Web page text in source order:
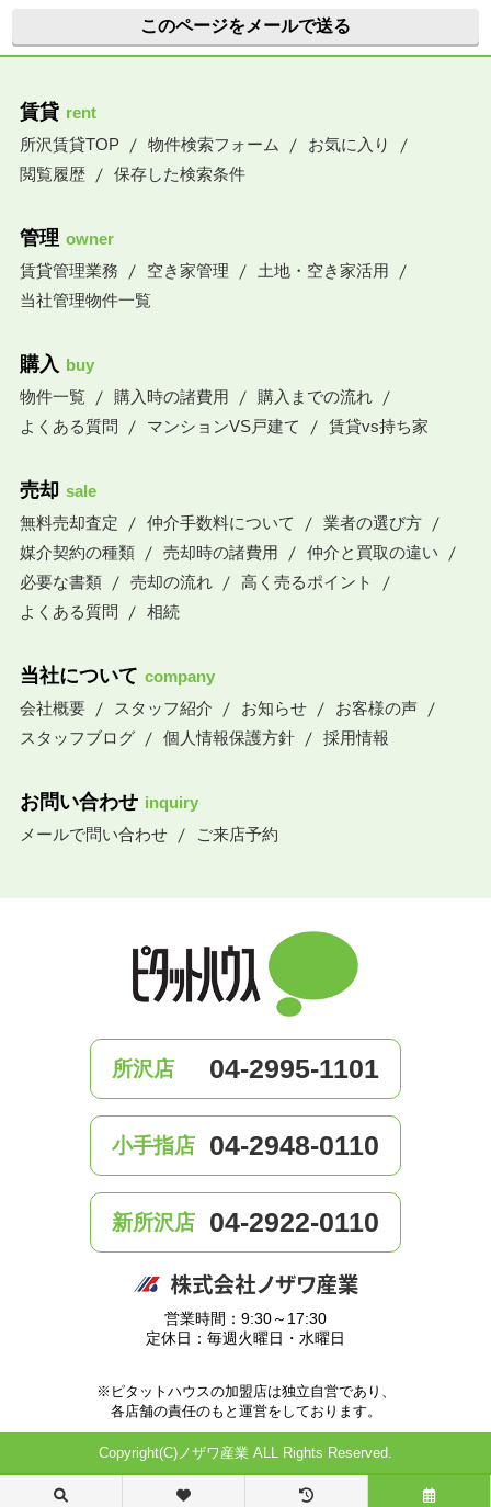
このページをメールで送る
賃貸 rent
所沢賃貸TOP
物件検索フォーム
お気に入り
閲覧履歴
保存した検索条件
管理 owner
賃貸管理業務
空き家管理
土地・空き家活用
当社管理物件一覧
購入 buy
物件一覧
購入時の諸費用
購入までの流れ
よくある質問
マンションVS戸建て 賃貸vs持ち家
売却 sale
無料売却査定
仲介手数料について
業者の選び方
媒介契約の種類
売却時の諸費用
仲介と買取の違い
必要な書類
売却の流れ
高く売るポイント
よくある質問
相続
当社について company
会社概要
スタッフ紹介 お知らせ
お客様の声
スタッフブログ
個人情報保護方針 採用情報
お問い合わせ inquiry
メールで問い合わせ
ご来店予約
所沢店 04-2995-1101
小手指店 04-2948-0110
新所沢店 04-2922-0110
営業時間：9:30～17:30
定休日：毎週火曜日・水曜日
※ピタットハウスの加盟店は独立自営であり、
各店舗の責任のもと運営をしております。
Copyright(C)ノザワ産業 ALL Rights Reserved.